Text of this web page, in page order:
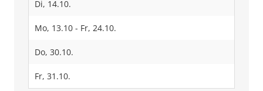
Di, 14.10.
Mo, 13.10 - Fr, 24.10.
Do, 30.10.
Fr, 31.10.